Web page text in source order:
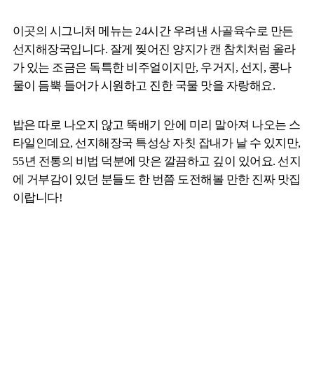
이곳의 시그니처 메뉴는 24시간 우려낸 사골육수로 만든
선지해장국입니다. 잘게 찢어진 양지가 캔 참치처럼 올라
가 있는 조금은 독특한 비주얼이지만, 우거지, 선지, 콩나
물이 듬뿍 들어가 시원하고 진한 국물 맛을 자랑해요.
밥은 따로 나오지 않고 뚝배기 안에 미리 말아져 나오는 스
타일인데요, 선지해장국 특성상 자칫 잡내가 날 수 있지만,
55년 전통의 비법 덕분에 맛은 깔끔하고 깊이 있어요. 선지
에 거부감이 있던 분들도 한 번쯤 도전해볼 만한 진짜 맛집
이랍니다!